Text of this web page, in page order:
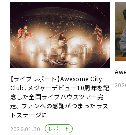
【ライブレポート】Awesome City
Club、メジャーデビュー10周年を記
念した全国ライブハウスツアー完
走。ファンへの感謝がつまったラス
トステージに
2026.01.30 レポート